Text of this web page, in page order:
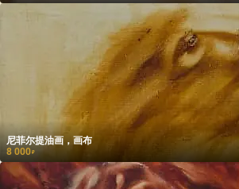
尼菲尔提油画，画布
8 000₽